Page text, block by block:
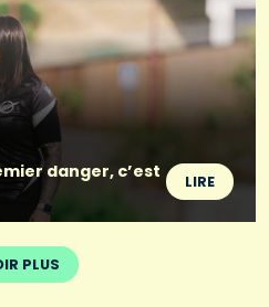
danger, c’est
LIRE
PLUS